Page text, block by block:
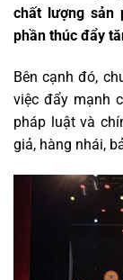
chất lượng sản
phần thúc đẩy
Bên cạnh đó,
việc đẩy mạnh
pháp luật và
giả, hàng nhái,